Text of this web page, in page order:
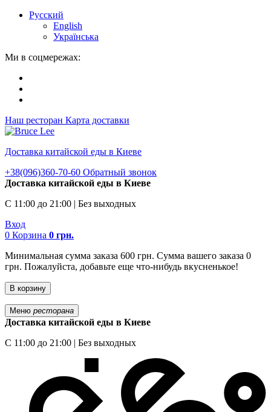
Русский
English
Українська
Ми в соцмережах:
Наш ресторан Карта доставки
Доставка китайской еды в Киеве
+38(096)360-70-60 Обратный звонок
Доставка китайской еды в Киеве
С 11:00 до 21:00 | Без выходных
Вход
0 Корзина 0 грн.
Минимальная сумма заказа 600 грн. Сумма вашего заказа 0
грн. Пожалуйста, добавьте еще что-нибудь вкусненькое!
В корзину
Меню ресторана
Доставка китайской еды в Киеве
С 11:00 до 21:00 | Без выходных